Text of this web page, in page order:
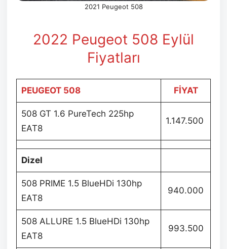
2021 Peugeot 508
2022 Peugeot 508 Eylül
Fiyatları
PEUGEOT 508 FİYAT
508 GT 1.6 PureTech 225hp
EAT8
1.147.500
Dizel
508 PRIME 1.5 BlueHDi 130hp
EAT8
940.000
508 ALLURE 1.5 BlueHDi 130hp
EAT8
993.500